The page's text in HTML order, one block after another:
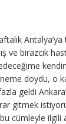
ve birazcık
doydu, o
geldi
gitmek
cümleyle ilgili